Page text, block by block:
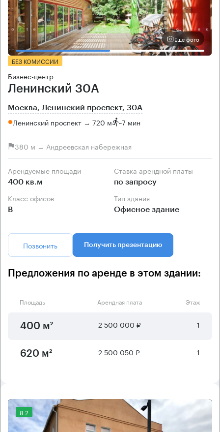
Еще фото
БЕЗ КОМИССИИ
Бизнес-центр
Ленинский 30А
Москва, Ленинский проспект, 30А
Ленинский проспект → 720 м ~7 мин
380 м → Андреевская набережная
Арендуемые площади
400 кв.м
Ставка арендной платы
по запросу
Класс офисов
B
Тип здания
Офисное здание
Позвонить Получить презентацию
Предложения по аренде в этом здании:
Площадь Арендная плата Этаж
400 м² 2 500 000 ₽ 1
620 м² 2 500 050 ₽ 1
8.2